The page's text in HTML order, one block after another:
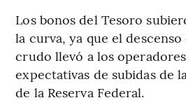
Los bonos del Tesoro
la curva, ya que el
crudo llevó a los
expectativas de subidas de
de la Reserva Federal.